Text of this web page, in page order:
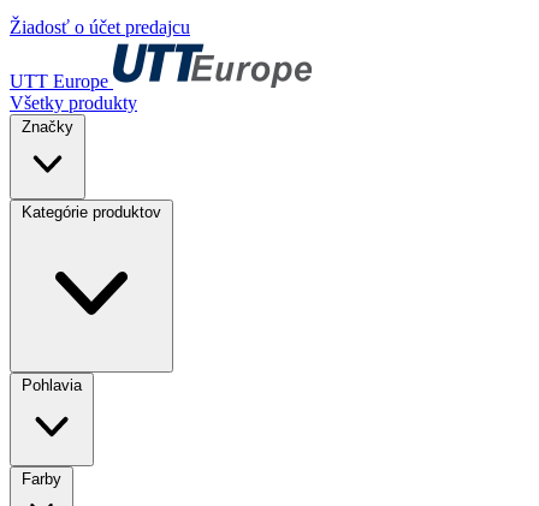
Žiadosť o účet predajcu
UTT Europe
Všetky produkty
Značky
Kategórie produktov
Pohlavia
Farby